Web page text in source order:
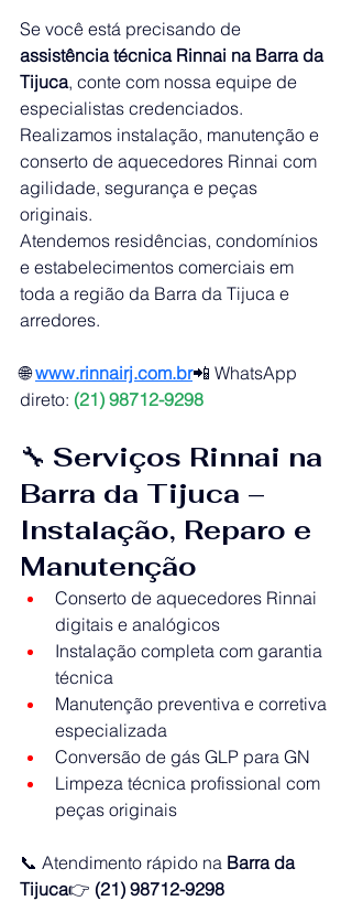
Se você está precisando de
assistência técnica Rinnai na Barra da
Tijuca, conte com nossa equipe de
especialistas credenciados.
Realizamos instalação, manutenção e
conserto de aquecedores Rinnai com
agilidade, segurança e peças
originais.
Atendemos residências, condomínios
e estabelecimentos comerciais em
toda a região da Barra da Tijuca e
arredores.
🌐 www.rinnairj.com.br📲 WhatsApp
direto: (21) 98712-9298
🔧 Serviços Rinnai na
Barra da Tijuca –
Instalação, Reparo e
Manutenção
Conserto de aquecedores Rinnai
digitais e analógicos
Instalação completa com garantia
técnica
Manutenção preventiva e corretiva
especializada
Conversão de gás GLP para GN
Limpeza técnica profissional com
peças originais
📞 Atendimento rápido na Barra da
Tijuca👉 (21) 98712-9298